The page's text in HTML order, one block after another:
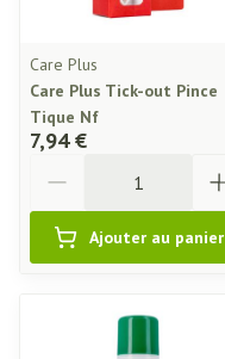
Care Plus
Care Plus Tick-out Pince
Tique Nf
7,94 €
Ajouter au panier